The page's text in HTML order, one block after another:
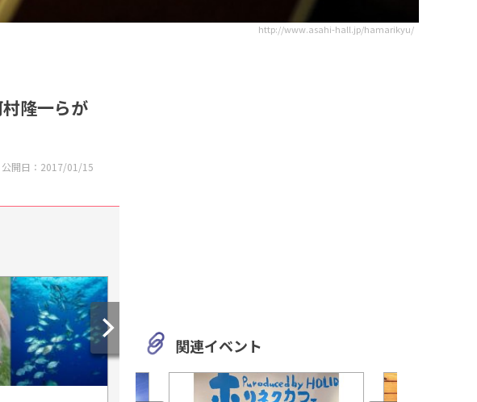
http://www.asahi-hall.jp/hamarikyu/
隆一らが
公開日： 2017/01/15
関連イベント